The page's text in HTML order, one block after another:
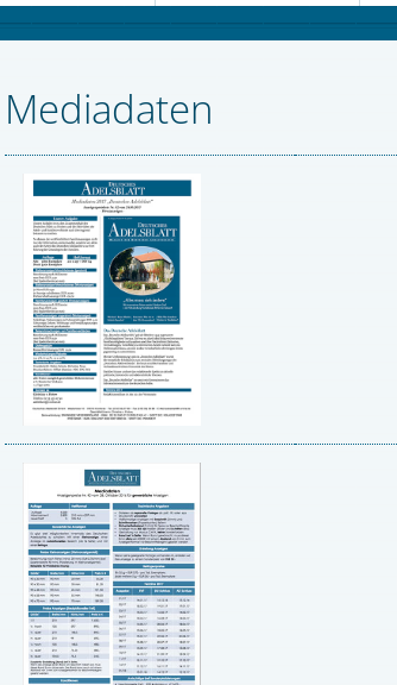
Mediadaten